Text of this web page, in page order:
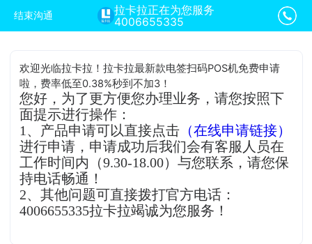
结束沟通
拉卡拉正在为您服务
4006655335
欢迎光临拉卡拉！拉卡拉最新款电签扫码POS机免费申请
啦，费率低至0.38%秒到不加3！
您好，为了更方便您办理业务，请您按照下
面提示进行操作：
1、产品申请可以直接点击 （在线申请链接）
进行申请，申请成功后我们会有客服人员在
工作时间内（9.30-18.00）与您联系，请您保
持电话畅通！
2、其他问题可直接拨打官方电话：
4006655335拉卡拉竭诚为您服务！